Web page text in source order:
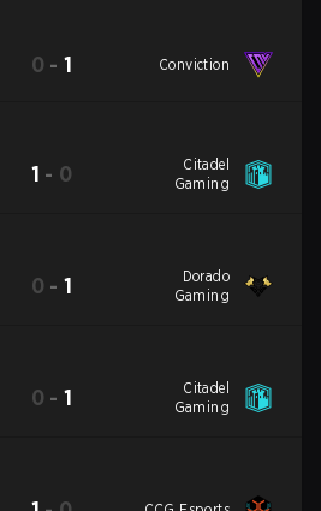
0 -1 Conviction
1 - 0
Citadel
Gaming
0 -1
Dorado
Gaming
0 -1
Citadel
Gaming